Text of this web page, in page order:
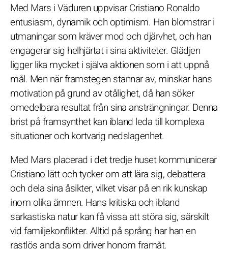
Med Mars i Väduren uppvisar Cristiano Ronaldo
entusiasm, dynamik och optimism. Han blomstrar i
utmaningar som kräver mod och djärvhet, och han
engagerar sig helhjärtat i sina aktiviteter. Glädjen
ligger lika mycket i själva aktionen som i att uppnå
mål. Men när framstegen stannar av, minskar hans
motivation på grund av otålighet, då han söker
omedelbara resultat från sina ansträngningar. Denna
brist på framsynthet kan ibland leda till komplexa
situationer och kortvarig nedslagenhet.
Med Mars placerad i det tredje huset kommunicerar
Cristiano lätt och tycker om att lära sig, debattera
och dela sina åsikter, vilket visar på en rik kunskap
inom olika ämnen. Hans kritiska och ibland
sarkastiska natur kan få vissa att störa sig, särskilt
vid familjekonflikter. Alltid på språng har han en
rastlös anda som driver honom framåt.